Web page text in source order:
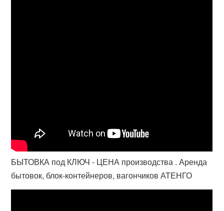
БЫТОВКА под КЛЮЧ - ЦЕНА производства . Аренда
бытовок, блок-контейнеров, вагончиков АТЕНГО